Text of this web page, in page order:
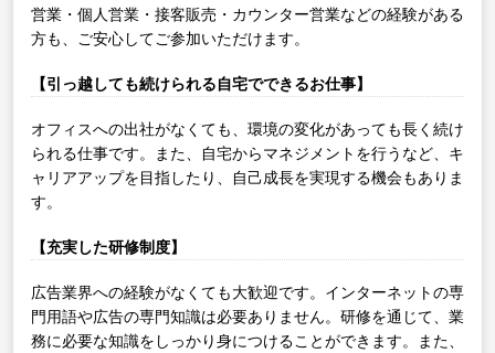
営業・個人営業・接客販売・カウンター営業などの経験がある
方も、ご安心してご参加いただけます。
【引っ越しても続けられる自宅でできるお仕事】
オフィスへの出社がなくても、環境の変化があっても長く続け
られる仕事です。また、自宅からマネジメントを行うなど、キ
ャリアアップを目指したり、自己成長を実現する機会もありま
す。
【充実した研修制度】
広告業界への経験がなくても大歓迎です。インターネットの専
門用語や広告の専門知識は必要ありません。研修を通じて、業
務に必要な知識をしっかり身につけることができます。また、